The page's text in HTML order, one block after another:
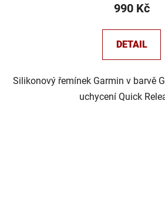
990 Kč
DETAIL
Silikonový řemínek Garmin v barvě
uchycení Quick